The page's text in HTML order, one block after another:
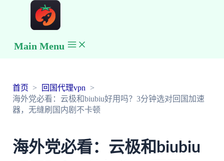
Main Menu
首页
回国代理vpn
海外党必看：云极和biubiu好用吗？3分钟选对回国加速
器，无缝刷国内剧不卡顿
海外党必看：云极和biubiu